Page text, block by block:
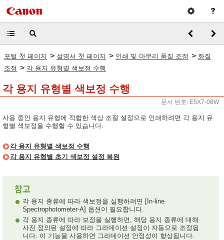
포털 첫 페이지 > 설명서 첫 페이지 > 인쇄 및 마무리 품질 조정 > 화질
조정 > 각 용지 유형별 색보정 수행
각 용지 유형별 색보정 수행
문서 번호: E5X7-08W
사용 중인 용지 유형에 적합한 색상 조절 설정으로 인쇄하려면 각 용지 유
형별 색보정을 수행할 수 있습니다.
각 용지 유형별 색보정 수행
각 용지 유형별 초기 색보정 설정 복원
각 용지 종류에 따라 색보정을 실행하려면 [In-line
Spectrophotometer-A] 옵션이 필요합니다.
각 용지 종류에 따라 보정을 실행하면, 해당 용지 종류에 대해
사전 정의된 설정에 따라 그라데이션 설정이 자동으로 조정됩
니다. 이 기능을 사용하면 그라데이션 안정성이 향상됩니다.